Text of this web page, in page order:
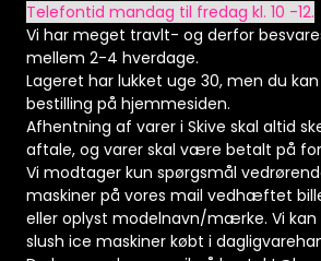
Telefontid mandag til fredag kl. 10 -12.
Vi har meget travlt- og derfor
mellem 2-4 hverdage.
Lageret har lukket uge 30, men du
bestilling på hjemmesiden.
Afhentning af varer i Skive skal altid
aftale, og varer skal være betalt på
Vi modtager kun spørgsmål
maskiner på vores mail vedhæftet
eller oplyst modelnavn/mærke. Vi
slush ice maskiner købt i